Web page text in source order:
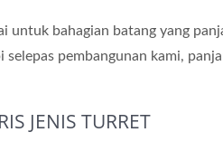
untuk bahagian batang yang
selepas pembangunan kami,
JENIS TURRET